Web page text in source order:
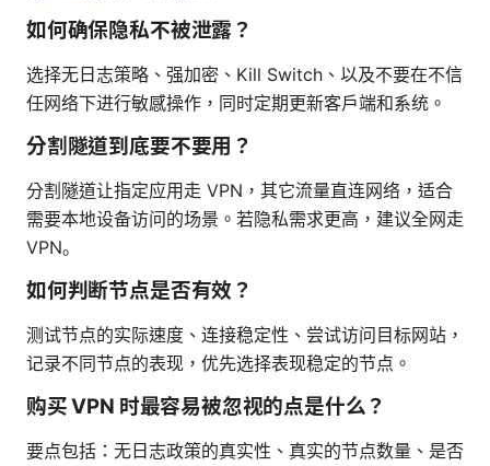
如何确保隐私不被泄露？
选择无日志策略、强加密、Kill Switch、以及不要在不信
任网络下进行敏感操作，同时定期更新客户端和系统。
分割隧道到底要不要用？
分割隧道让指定应用走 VPN，其它流量直连网络，适合
需要本地设备访问的场景。若隐私需求更高，建议全网走
VPN。
如何判断节点是否有效？
测试节点的实际速度、连接稳定性、尝试访问目标网站，
记录不同节点的表现，优先选择表现稳定的节点。
购买 VPN 时最容易被忽视的点是什么？
要点包括：无日志政策的真实性、真实的节点数量、是否